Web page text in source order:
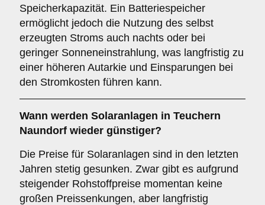
Speicherkapazität. Ein Batteriespeicher
ermöglicht jedoch die Nutzung des selbst
erzeugten Stroms auch nachts oder bei
geringer Sonneneinstrahlung, was langfristig zu
einer höheren Autarkie und Einsparungen bei
den Stromkosten führen kann.
Wann werden Solaranlagen in Teuchern
Naundorf wieder günstiger?
Die Preise für Solaranlagen sind in den letzten
Jahren stetig gesunken. Zwar gibt es aufgrund
steigender Rohstoffpreise momentan keine
großen Preissenkungen, aber langfristig